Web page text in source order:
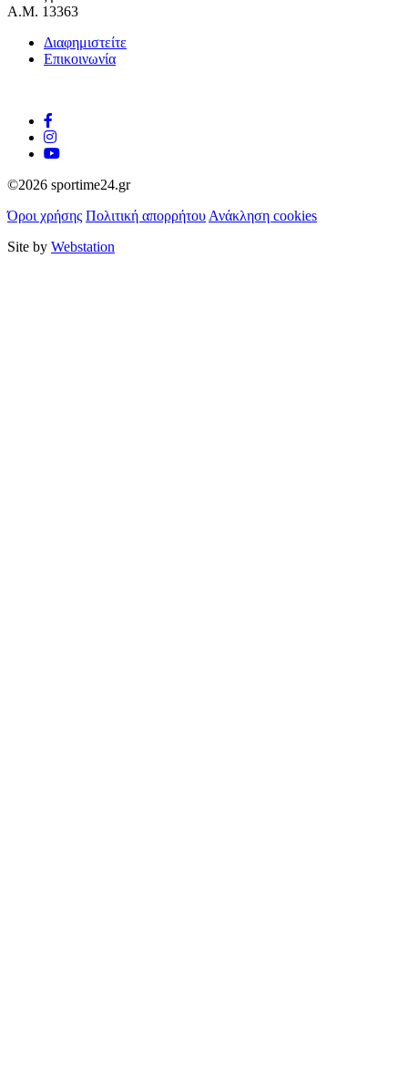
Α.Μ. 13363
Διαφημιστείτε
Επικοινωνία
©2026 sportime24.gr
Όροι χρήσης Πολιτική απορρήτου Ανάκληση cookies
Site by Webstation